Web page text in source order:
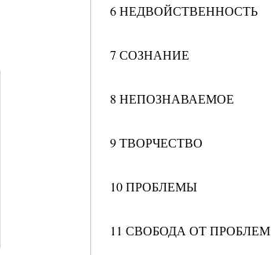
6 НЕДВОЙСТВЕННОСТЬ
7 СОЗНАНИЕ
8 НЕПОЗНАВАЕМОЕ
9 ТВОРЧЕСТВО
10 ПРОБЛЕМЫ
11 СВОБОДА ОТ ПРОБЛЕМ